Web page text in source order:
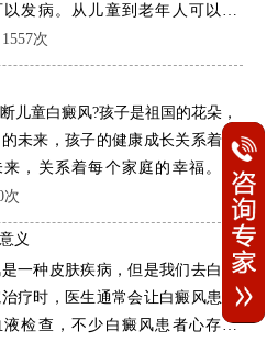
发病。从儿童到老年人可以发
1557次
儿童白癜风?孩子是祖国的花朵，
未来，孩子的健康成长关系着祖
来，关系着每个家庭的幸福。因
孩
次
义
一种皮肤疾病，但是我们去白癜
疗时，医生通常会让白癜风患者
液检查，不少白癜风患者心存疑